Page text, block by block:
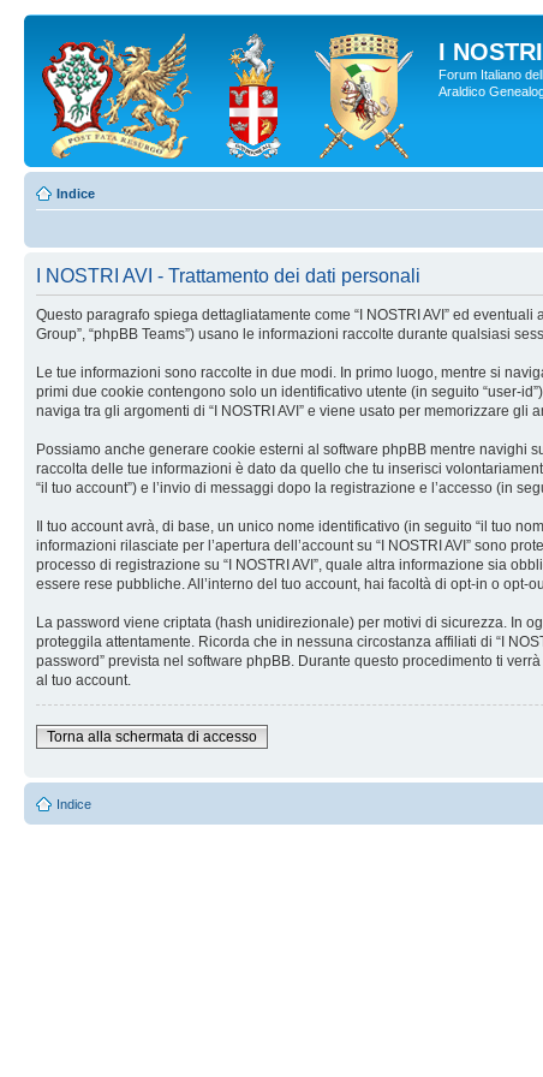
I
Forum Italiano
Araldico
Indice
I NOSTRI AVI - Trattamento dei dati personali
Questo paragrafo spiega dettagliatamente come “I NOSTRI AVI” ed eventuali
Group”, “phpBB Teams”) usano le informazioni raccolte durante qualsiasi
Le tue informazioni sono raccolte in due modi. In primo luogo, mentre si
primi due cookie contengono solo un identificativo utente (in seguito “user-
naviga tra gli argomenti di “I NOSTRI AVI” e viene usato per memorizzare
Possiamo anche generare cookie esterni al software phpBB mentre navighi
raccolta delle tue informazioni è dato da quello che tu inserisci
“il tuo account”) e l’invio di messaggi dopo la registrazione e l’accesso (in
Il tuo account avrà, di base, un unico nome identificativo (in seguito “il tuo
informazioni rilasciate per l’apertura dell’account su “I NOSTRI AVI” sono
processo di registrazione su “I NOSTRI AVI”, quale altra informazione sia
essere rese pubbliche. All’interno del tuo account, hai facoltà di opt-in o opt-
La password viene criptata (hash unidirezionale) per motivi di sicurezza. In
proteggila attentamente. Ricorda che in nessuna circostanza affiliati di “I
password” prevista nel software phpBB. Durante questo procedimento ti
al tuo account.
Torna alla schermata di accesso
Indice